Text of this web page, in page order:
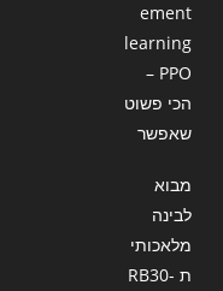
ement
learning
– PPO
הכי פשוט
שאפשר
מבוא
לבינה
מלאכותי
ת RB30-